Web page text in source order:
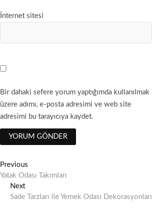
İnternet sitesi
Bir dahaki sefere yorum yaptığımda kullanılmak
üzere adımı, e-posta adresimi ve web site
adresimi bu tarayıcıya kaydet.
Y
a
Previous
r
v
Yatak Odası Takımları
NextN
e
Sade Tarzları ile Yemek Odası Dekorasyonları